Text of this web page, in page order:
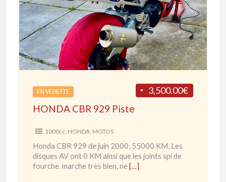
0
0
R
R
d
N
D
A
C
B
EN VEDETTE 3,500.00€
HONDA CBR 929 Piste
1000cc, HONDA, MOTOS
Honda CBR 929 de juin 2000, 55000 KM, Les
disques AV ont 0 KM ainsi que les joints spi de
fourche. marche très bien, ne […]